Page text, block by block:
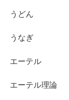
うどん
うなぎ
エーテル
エーテル理論